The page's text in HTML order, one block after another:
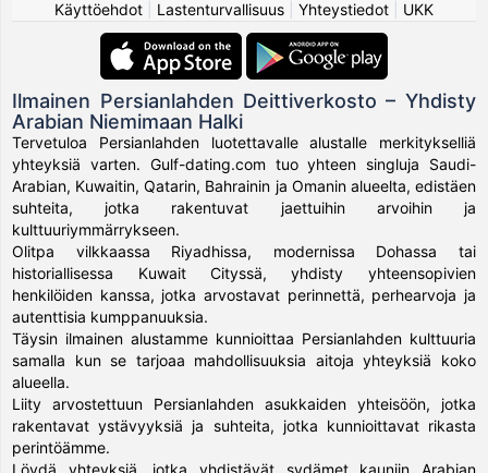
Käyttöehdot
Lastenturvallisuus Yhteystiedot UKK
Ilmainen Persianlahden Deittiverkosto – Yhdisty
Arabian Niemimaan Halki
Tervetuloa Persianlahden luotettavalle alustalle merkitykselliä
yhteyksiä varten. Gulf-dating.com tuo yhteen singluja Saudi-
Arabian, Kuwaitin, Qatarin, Bahrainin ja Omanin alueelta, edistäen
suhteita, jotka rakentuvat jaettuihin arvoihin ja
kulttuuriymmärrykseen.
Olitpa vilkkaassa Riyadhissa, modernissa Dohassa tai
historiallisessa Kuwait Cityssä, yhdisty yhteensopivien
henkilöiden kanssa, jotka arvostavat perinnettä, perhearvoja ja
autenttisia kumppanuuksia.
Täysin ilmainen alustamme kunnioittaa Persianlahden kulttuuria
samalla kun se tarjoaa mahdollisuuksia aitoja yhteyksiä koko
alueella.
Liity arvostettuun Persianlahden asukkaiden yhteisöön, jotka
rakentavat ystävyyksiä ja suhteita, jotka kunnioittavat rikasta
perintöämme.
Löydä yhteyksiä, jotka yhdistävät sydämet kauniin Arabian